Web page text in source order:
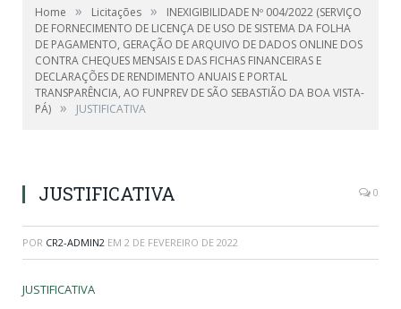
Home » Licitações »
INEXIGIBILIDADE Nº 004/2022 (SERVIÇO
DE FORNECIMENTO DE LICENÇA DE USO DE SISTEMA DA FOLHA
DE PAGAMENTO, GERAÇÃO DE ARQUIVO DE DADOS ONLINE DOS
CONTRA CHEQUES MENSAIS E DAS FICHAS FINANCEIRAS E
DECLARAÇÕES DE RENDIMENTO ANUAIS E PORTAL
TRANSPARÊNCIA, AO FUNPREV DE SÃO SEBASTIÃO DA BOA VISTA-
PÁ) » JUSTIFICATIVA
JUSTIFICATIVA 0
POR CR2-ADMIN2 EM 2 DE FEVEREIRO DE 2022
JUSTIFICATIVA